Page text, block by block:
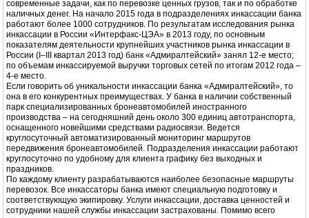
современные задачи, как по перевозке ценных грузов, так и по обработке
наличных денег. На начало 2015 года в подразделениях инкассации банка
работают более 1000 сотрудников. По результатам исследования рынка
инкассации в России «Интерфакс-ЦЭА» в 2013 году, по основным
показателям деятельности крупнейших участников рынка инкассации в
России (I–III квартал 2013 год) банк «Адмиралтейский» занял 12-е место;
по объемам инкассируемой выручки торговых сетей по итогам 2012 года –
4-е место.
Если говорить об уникальности инкассации банка «Адмиралтейский», то
она в его конкурентных преимуществах. У банка в наличии собственный
парк специализированных бронеавтомобилей иностранного
производства – на сегодняшний день около 300 единиц автотранспорта,
оснащенного новейшими средствами радиосвязи. Ведется
круглосуточный автоматизированный мониторинг маршрутов
передвижения бронеавтомобилей. Подразделения инкассации работают
круглосуточно по удобному для клиента графику без выходных и
праздников.
По каждому клиенту разрабатываются наиболее безопасные маршруты
перевозок. Все инкассаторы банка имеют специальную подготовку и
соответствующую экипировку. Услуги инкассации, доставка ценностей и
сотрудники нашей службы инкассации застрахованы. Помимо всего